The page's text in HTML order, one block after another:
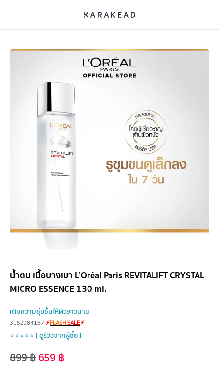
น้ำตบ เนื้อบางเบา L’Oréal Paris REVITALIFT CRYSTAL
MICRO ESSENCE 130 ml.
เติมความชุ่มชื้นให้ผิวยาวนาน
3152984167 ⚡FLASHSALE⚡
⭐⭐⭐⭐⭐ [ ดูรีวิวจากผู้ซื้อ ]
899฿659 ฿